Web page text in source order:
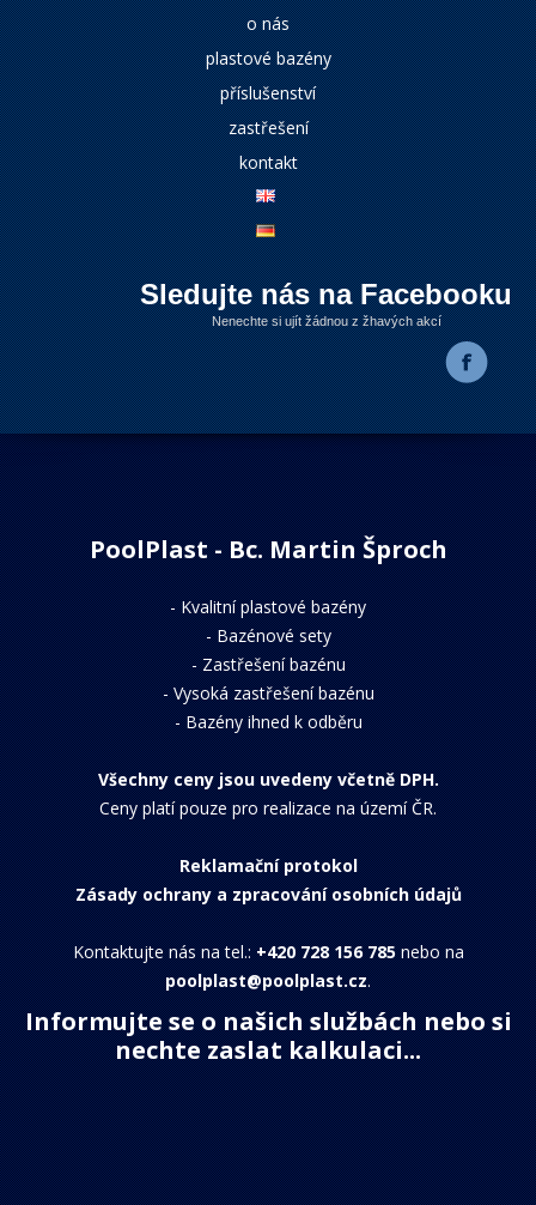
o nás
plastové bazény
příslušenství
zastřešení
kontakt
Sledujte nás na Facebooku
Nenechte si ujít žádnou z žhavých akcí
PoolPlast - Bc. Martin Šproch
-Kvalitní plastové bazény
-Bazénové sety
-Zastřešení bazénu
-Vysoká zastřešení bazénu
-Bazény ihned k odběru
Všechny ceny jsou uvedeny včetně DPH.
Ceny platí pouze pro realizace na území ČR.
Reklamační protokol
Zásady ochrany a zpracování osobních údajů
Kontaktujte nás na tel.:+420 728 156 785nebo na
poolplast@poolplast.cz.
Informujte se o našich službách nebo si
nechte zaslat kalkulaci...